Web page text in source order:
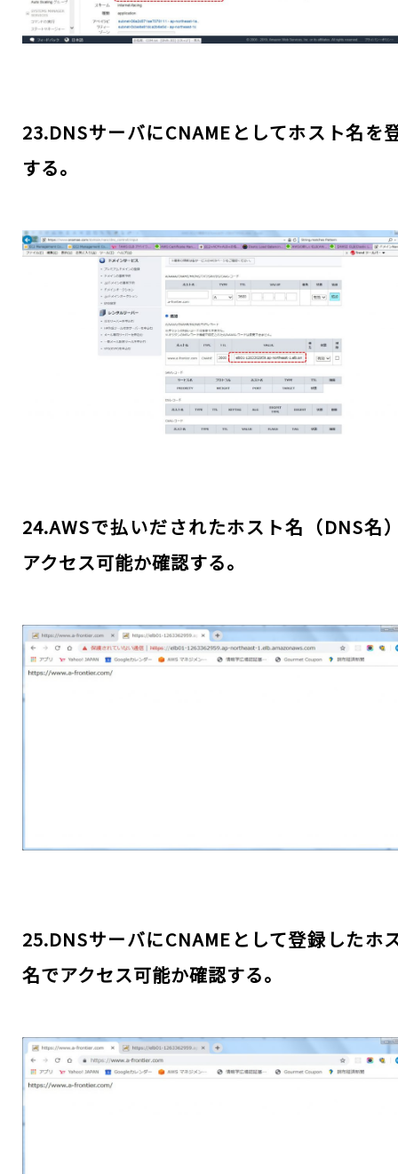
23.DNSサーバにCNAMEとしてホスト名を
する。
24.AWSで払いだされたホスト名（DNS名
アクセス可能か確認する。
25.DNSサーバにCNAMEとして登録したホ
名でアクセス可能か確認する。